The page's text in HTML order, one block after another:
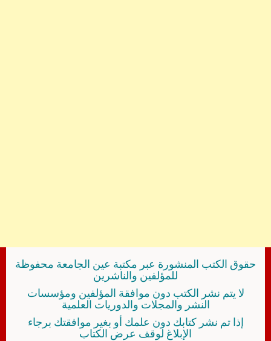
حقوق الكتب المنشورة عبر مكتبة عين الجامعة محفوظة
للمؤلفين والناشرين
لا يتم نشر الكتب دون موافقة المؤلفين ومؤسسات
النشر والمجلات والدوريات العلمية
إذا تم نشر كتابك دون علمك أو بغير موافقتك برجاء
الإبلاغ لوقف عرض الكتاب